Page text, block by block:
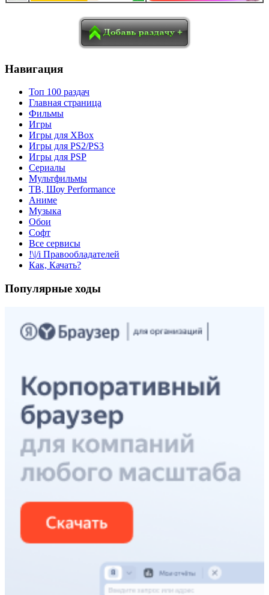
социалках:
BloggerDelicious
Digg redditPocketQzoneRenren
Sina Weibo
SurfingbirdTencent Weibo
Навигация
Топ 100 раздач
Главная страница
Фильмы
Игры
Игры для XBox
Игры для PS2/PS3
Игры для PSP
Сериалы
Мультфильмы
ТВ, Шоу Performance
Аниме
Музыка
Обои
Софт
Все сервисы
!\|/i Правообладателей
Как, Качать?
Популярные ходы